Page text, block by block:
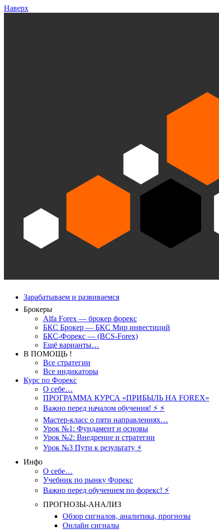
Наверх
Зарабатываем и развиваемся
Брокеры
Alfa Forex — брокер форекс
БКС Брокер — БКС Мир инвестиций
БКС-Форекс — (BCS-Forex)
Ещё варианты…
В ПОМОЩЬ !
Все стратегии
Все индикаторы
Курс по Форекс
О себе…
ПРОГРАММА КУРСА «ПРИБЫЛЬ НА FOREX»
Важно перед началом обучения! ⚡ ⚡
Мастер-класс о пяти направлениях…
Урок №1: Фундамент и основы
Урок №2: Внедрение и стратегии
Урок №3 Пути к результату ⚡️
Инфо
О себе…
Учебник по рынку Форекс
Важно перед обучением по форекс! ⚡
ПРОГНОЗЫ-АНАЛИЗ
Обзор сигналов, аналитика, прогнозы
Онлайн сигналы